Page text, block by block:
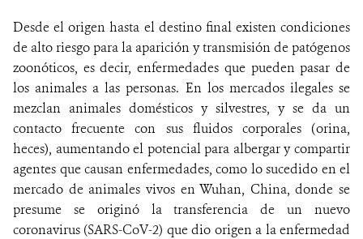
Desde el origen hasta el destino final existen condiciones
de alto riesgo para la aparición y transmisión de patógenos
zoonóticos, es decir, enfermedades que pueden pasar de
los animales a las personas. En los mercados ilegales se
mezclan animales domésticos y silvestres, y se da un
contacto frecuente con sus fluidos corporales (orina,
heces), aumentando el potencial para albergar y compartir
agentes que causan enfermedades, como lo sucedido en el
mercado de animales vivos en Wuhan, China, donde se
presume se originó la transferencia de un nuevo
coronavirus (SARS-CoV-2) que dio origen a la enfermedad